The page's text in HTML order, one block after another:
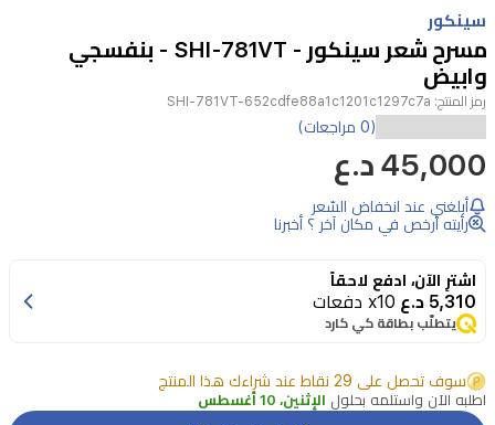
1
1
سينكور
مسرح شعر سينكور - SHI-781VT - بنفسجي
وابيض
رمز المنتج: SHI-781VT-652cdfe88a1c1201c1297c7a
كاوية
شعر
بتقنية
والسيراميك
توفر
مثالية
للشعر.
(0 مراجعات)
45,000 د.ع
أبلغني عند انخفاض السّعر
رأيته أرخص في مكان آخر ؟ أخبرنا
اشترِ الآن، ادفع لاحقاً
5,310 د.ع x10 دفعات
يتطلّب بطاقة كي كارد
سوف تحصل على 29 نقاط عند شراءك هذا المنتج
اطلبه الآن واستلمه بحلول الإثنين، 10 أغسطس